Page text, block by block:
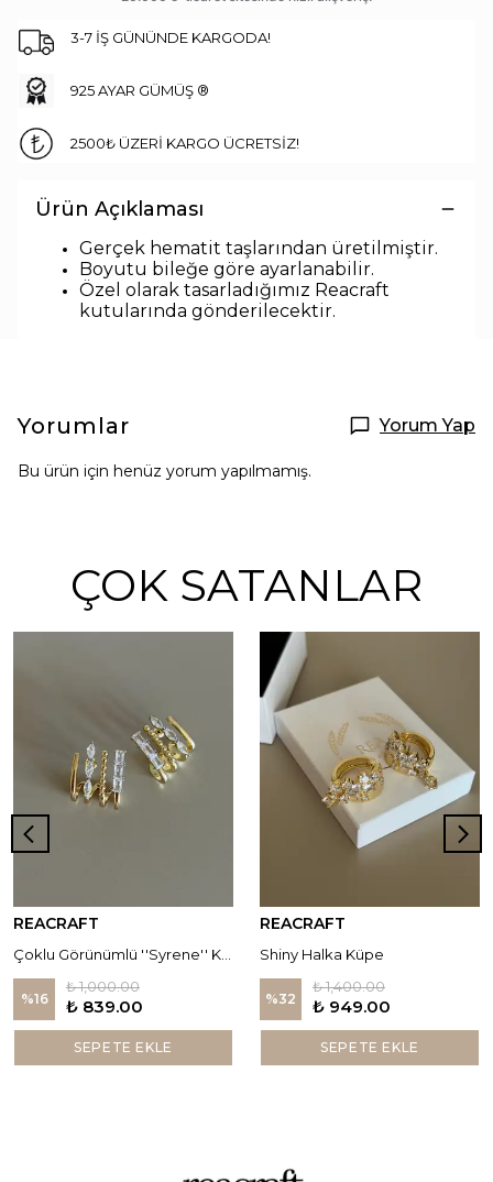
3-7 İŞ GÜNÜNDE KARGODA!
925 AYAR GÜMÜŞ ®
2500₺ ÜZERİ KARGO ÜCRETSİZ!
Ürün Açıklaması
Gerçek hematit taş larından üretilmiştir.
Boyutu bileğe göre ayarlanabilir.
Özel olarak tasarladığımız Reacraft
kutularında gönderilecektir.
Yorumlar Yorum Yap
Bu ürün için henüz yorum yapılmamış.
ÇOK SATANLAR
REACRAFT
%16
₺ 1,000.00
₺ 839.00
SEPETE EKLE
REACRAFT
Shiny Halka Küpe
%32
₺ 1,400.00
₺ 949.00
SEPETE EKLE